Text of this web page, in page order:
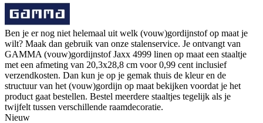
Ben je er nog niet helemaal uit welk (vouw)gordijnstof op maat je
wilt? Maak dan gebruik van onze stalenservice. Je ontvangt van
GAMMA (vouw)gordijnstof Jaxx 4999 linen op maat een staaltje
met een afmeting van 20,3x28,8 cm voor 0,99 cent inclusief
verzendkosten. Dan kun je op je gemak thuis de kleur en de
structuur van het (vouw)gordijn op maat bekijken voordat je het
product gaat bestellen. Bestel meerdere staaltjes tegelijk als je
twijfelt tussen verschillende raamdecoratie.
Nieuw